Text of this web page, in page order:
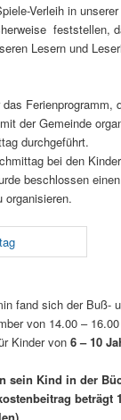
Verleih in
feststellen,
Lesern und
Ferienprogramm,
der Gemeinde
durchgeführt.
bei den
beschlossen
organisieren.
fand sich der Buß-
von 14.00 –
Kinder von 6 – 10
sein Kind in der
beträgt